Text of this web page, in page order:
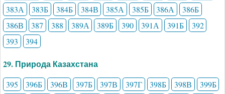
383А
383Б 384Б 384В 385А 385Б 386А
386Б
386В
387 388 389А 389Б 390 391А 391Б
392
393
394
29. Природа Казахстана
395 396Б 396В 397Б 397В 397Г 398Б 398В
399Б